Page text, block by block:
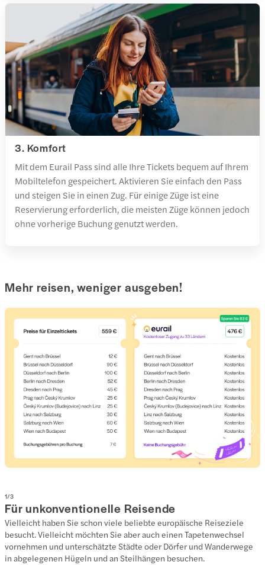
3. Komfort
Mit dem Eurail Pass sind alle Ihre Tickets bequem auf Ihrem
Mobiltelefon gespeichert. Aktivieren Sie einfach den Pass
und steigen Sie in einen Zug. Für einige Züge ist eine
Reservierung erforderlich, die meisten Züge können jedoch
ohne vorherige Buchung genutzt werden.
Mehr reisen, weniger ausgeben!
1/3
Für unkonventionelle Reisende
Vielleicht haben Sie schon viele beliebte europäische Reiseziele
besucht. Vielleicht möchten Sie aber auch einen Tapetenwechsel
vornehmen und unterschätzte Städte oder Dörfer und Wanderwege
in abgelegenen Hügeln und an Steilhängen besuchen.